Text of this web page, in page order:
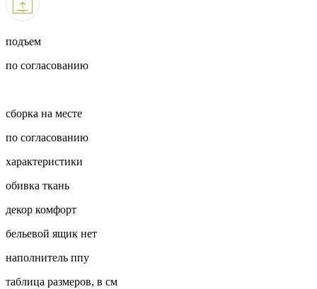
подъем
по согласованию
сборка на месте
по согласованию
характеристики
обивка ткань
декор комфорт
бельевой ящик нет
наполнитель ппу
таблица размеров, в см